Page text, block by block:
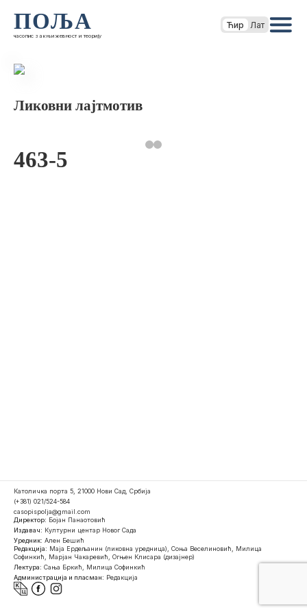
ПОЉА
часопис за књижевност и теорију
Ћир Лат
Ликовни лајтмотив
463-5
Католичка порта 5, 21000 Нови Сад, Србија
(+381) 021/524-584
casopispolja@gmail.com
Директор: Бојан Панаотовић
Издавач: Културни центар Новог Сада
Уредник: Ален Бешић
Редакција: Маја Ердељанин (ликовна уредница), Соња Веселиновић, Милица
Софинкић, Марјан Чакаревић, Огњен Клисара (дизајнер)
Лектура: Сања Бркић, Милица Софинкић
Администрација и пласман: Редакција